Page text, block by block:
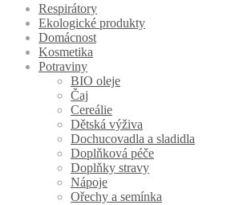
Respirátory
Ekologické produkty
Domácnost
Kosmetika
Potraviny
BIO oleje
Čaj
Cereálie
Dětská výživa
Dochucovadla a sladidla
Doplňková péče
Doplňky stravy
Nápoje
Ořechy a semínka